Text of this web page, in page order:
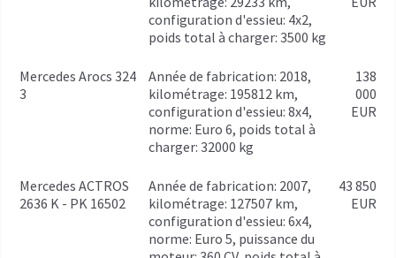
configuration d'essieu: 4x2,
poids total à charger: 3500 kg
Mercedes Arocs 324
3
année de fabrication: 2018,
kilométrage: 195812 km,
configuration d'essieu: 8x4,
norme: Euro 6, poids total à
charger: 32000 kg
138
000
EUR
Mercedes ACTROS
2636 K - PK 16502
année de fabrication: 2007,
kilométrage: 127507 km,
configuration d'essieu: 6x4,
norme: Euro 5, puissance du
43 850
EUR